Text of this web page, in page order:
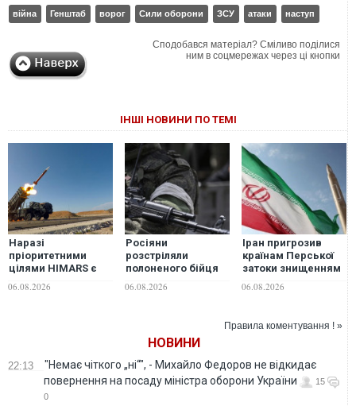
війна Генштаб ворог Сили оборони ЗСУ атаки наступ
Сподобався матеріал? Сміливо поділися
ним в соцмережах через ці кнопки
ІНШІ НОВИНИ ПО ТЕМІ
Наразі
пріоритетними
цілями HIMARS є
гармати росіян, -
06.08.2026
Росіяни
розстріляли
полоненого бійця
Волновахи:
06.08.2026
Іран пригрозив
країнам Перської
затоки знищенням
у разі нових атак
06.08.2026
Правила коментування ! »
НОВИНИ
22:13
"Немає чіткого „ні“", - Михайло Федоров не відкидає
повернення на посаду міністра оборони України
15
0